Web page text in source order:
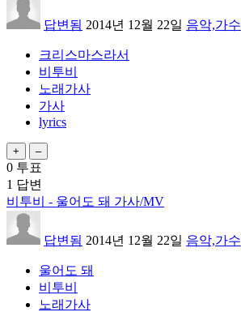
답변됨 2014년 12월 22일 음악,가수
크리스마스라서
비투비
노래가사
가사
lyrics
0 투표
1 답변
비투비 - 울어도 돼 가사/MV
답변됨 2014년 12월 22일 음악,가수
울어도 돼
비투비
노래가사